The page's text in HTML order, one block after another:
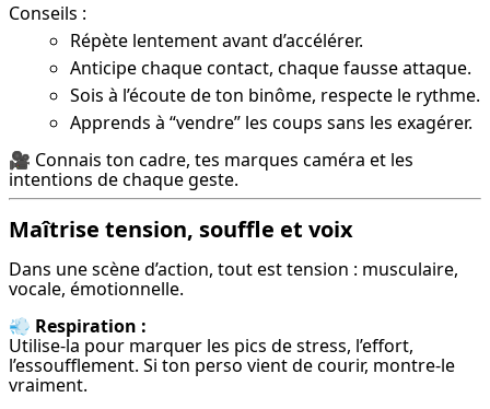
Conseils :
Répète lentement avant d’accélérer.
Anticipe chaque contact, chaque fausse attaque.
Sois à l’écoute de ton binôme, respecte le rythme.
Apprends à “vendre” les coups sans les exagérer.
🎥 Connais ton cadre, tes marques caméra et les
intentions de chaque geste.
Maîtrise tension, souffle et voix
Dans une scène d’action, tout est tension : musculaire,
vocale, émotionnelle.
💨 Respiration :
Utilise-la pour marquer les pics de stress, l’effort,
l’essoufflement. Si ton perso vient de courir, montre-le
vraiment.